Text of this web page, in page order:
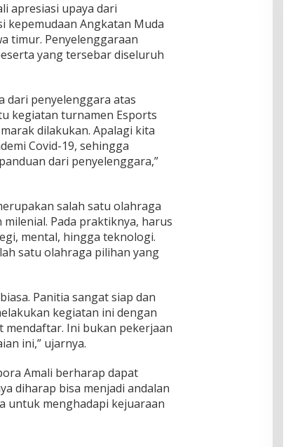
apresiasi upaya dari
kepemudaan Angkatan Muda
timur. Penyelenggaraan
yang tersebar diseluruh
dari penyelenggara atas
kegiatan turnamen Esports
dilakukan. Apalagi kita
Covid-19, sehingga
dari penyelenggara,”
salah satu olahraga
Pada praktiknya, harus
mental, hingga teknologi.
satu olahraga pilihan yang
Panitia sangat siap dan
kegiatan ini dengan
Ini bukan pekerjaan
ini,” ujarnya.
Amali berharap dapat
diharap bisa menjadi andalan
untuk menghadapi kejuaraan